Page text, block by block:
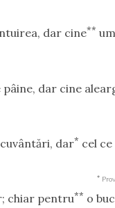
dar cine**
dar cine
dar* cel
*
chiar pentru** o